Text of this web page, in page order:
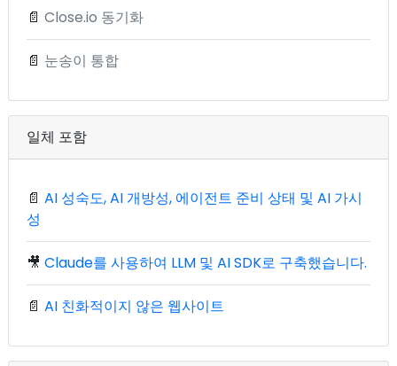
📄 Close.io 동기화
📄 눈송이 통합
일체 포함
📄 AI 성숙도, AI 개방성, 에이전트 준비 상태 및 AI 가시
성
🎥 Claude를 사용하여 LLM 및 AI SDK로 구축했습니다.
📄 AI 친화적이지 않은 웹사이트